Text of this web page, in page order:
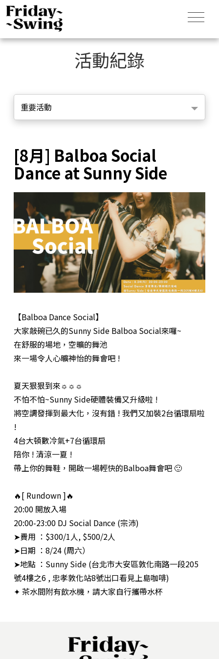
活動紀錄
重要活動
[8月] Balboa Social
Dance at Sunny Side
【Balboa Dance Social】
大家敲碗已久的Sunny Side Balboa Social來囉~
在舒服的場地，空曠的舞池
來一場令人心曠神怡的舞會吧 !
夏天狠狠到來☼☼☼
不怕不怕~Sunny Side硬體裝備又升級啦 !
將空調發揮到最大化，沒有錯 ! 我們又加裝2台循環扇啦
!
4台大頓數冷氣+7台循環扇
陪你 ! 清涼一夏 !
帶上你的舞鞋，開啟一場輕快的Balboa舞會吧 🙂
🔥[ Rundown ]🔥
20:00 開放入場
20:00-23:00 DJ Social Dance (宗沛)
➤費用 ：$300/1人, $500/2人
➤日期 ：8/24 (周六）
➤地點 ：Sunny Side (台北市大安區敦化南路一段205
號4樓之6 , 忠孝敦化站8號出口看見上島咖啡)
✦ 茶水間附有飲水機，請大家自行攜帶水杯